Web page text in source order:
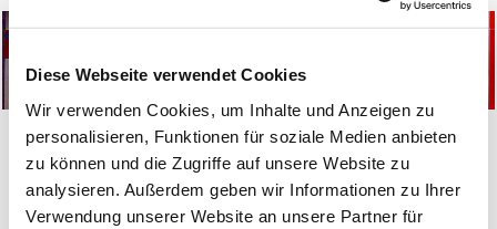
Diese Webseite verwendet Cookies
Wir verwenden Cookies, um Inhalte und Anzeigen zu
personalisieren, Funktionen für soziale Medien anbieten
zu können und die Zugriffe auf unsere Website zu
analysieren. Außerdem geben wir Informationen zu Ihrer
Verwendung unserer Website an unsere Partner für
Frühstück